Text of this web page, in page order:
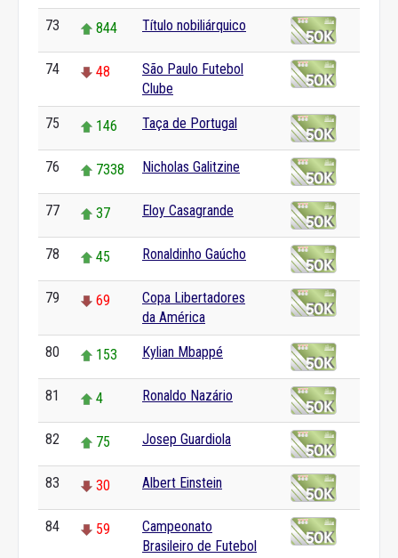
73 844 Título nobiliárquico
74 48
São Paulo Futebol
Clube
75 146 Taça de Portugal
76 7338 Nicholas Galitzine
77 37 Eloy Casagrande
78 45 Ronaldinho Gaúcho
79 69
Copa Libertadores
da América
80 153 Kylian Mbappé
81 4 Ronaldo Nazário
82 75 Josep Guardiola
83 30 Albert Einstein
84 59
Campeonato
Brasileiro de Futebol